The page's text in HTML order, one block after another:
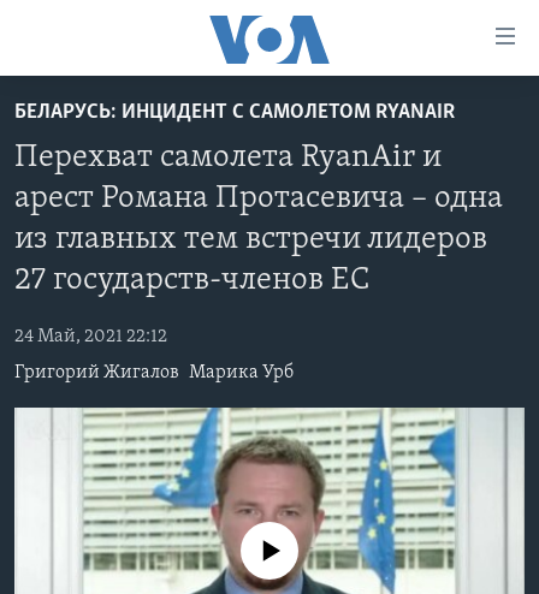
на
основной
контент
Перейти
основной
Перейти
ПРОГРАММЫ
ИТОГИ
ПОЧЕМУ ЭТО ВАЖНО?
ДИСКУССИЯ VOA
ДЕТАЛИ
НЬЮ-ЙОРК NEW YORK
АМЕРИКА. БОЛЬШОЕ ПУТЕШЕСТВИЕ
ПРОЕКТЫ
НАША АМЕРИКАНСКАЯ ИСТОРИЯ
А КАК В АМЕРИКЕ?
АРТЕФАКТЫ
АМЕРИКАНСКИЕ ГОРОДКИ
ТЕСТЫ
ИНТЕРВЬЮ
ФАКТЫ ПРОТИВ ФЕЙКОВ
ЗА СВОБОДУ ПРЕССЫ
УЧИМ АНГЛИЙСКИЙ
ВИДЕО
ПОДПИСКА НА НОВОСТИ
Learning English
БЕЛАРУСЬ: ИНЦИДЕНТ С САМОЛЕТОМ RYANAIR
Перехват самолета RyanAir и
арест Романа Протасевича – одна
из главных тем встречи лидеров
27 государств-членов ЕС
24 Май, 2021 22:12
Григорий Жигалов Марика Урб
No media source currently available